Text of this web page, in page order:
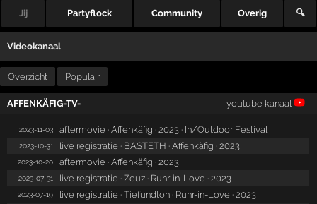
Jij Partyflock Community Overig 🔍
Videokanaal
Overzicht Populair
AFFENKÄFIG-TV- youtube kanaal
2023-11-03 aftermovie · Affenkäfig · 2023 · In/Outdoor Festival
2023-10-31 live registratie · BASTETH · Affenkäfig · 2023
2023-10-20 aftermovie · Affenkäfig · 2023
2023-07-31 live registratie · Zeuz · Ruhr-in-Love · 2023
2023-07-19 live registratie · Tiefundton · Ruhr-in-Love · 2023